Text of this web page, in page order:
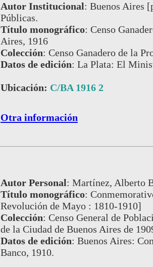
Autor Institucional: Buenos Aires
Públicas.
Título monográfico: Censo
Aires, 1916
Colección: Censo Ganadero de la
Datos de edición: La Plata: El
Ubicación: C/BA 1916 2
Otra información
Autor Personal: Martínez, Alberto
Título monográfico:
Revolución de Mayo : 1810-1910]
Colección: Censo General de
de la Ciudad de Buenos Aires de
Datos de edición: Buenos Aires:
Banco, 1910.